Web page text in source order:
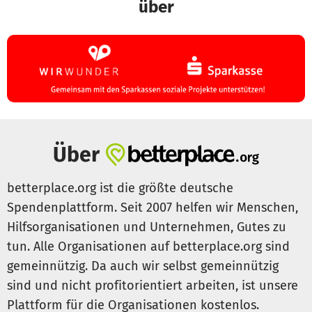
über
Über
betterplace.org ist die größte deutsche
Spendenplattform. Seit 2007 helfen wir Menschen,
Hilfsorganisationen und Unternehmen, Gutes zu
tun. Alle Organisationen auf betterplace.org sind
gemeinnützig. Da auch wir selbst gemeinnützig
sind und nicht profitorientiert arbeiten, ist unsere
Plattform für die Organisationen kostenlos.